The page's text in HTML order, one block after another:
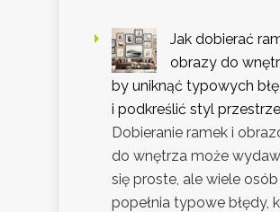
Jak dobierać
obrazy do
by uniknąć typowych
i podkreślić styl
Dobieranie ramek i
do wnętrza może
się proste, ale wiele osób
popełnia typowe błędy,